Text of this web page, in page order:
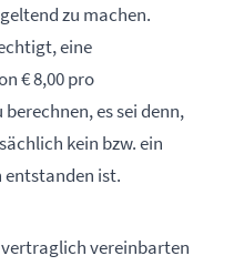
zu machen.
eine
€ 8,00 pro
es sei denn,
kein bzw. ein
entstanden ist.
vereinbarten